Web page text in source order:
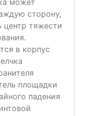
может
сторону,
центр тяжести
в корпус
площадки
падения